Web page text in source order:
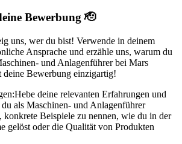
Bewerbung 🫡
uns, wer du bist! Verwende in deinem
Ansprache und erzähle uns, warum du
und Anlagenführer bei Mars
deine Bewerbung einzigartig!
Hebe deine relevanten Erfahrungen und
als Maschinen- und Anlagenführer
konkrete Beispiele zu nennen, wie du in der
gelöst oder die Qualität von Produkten